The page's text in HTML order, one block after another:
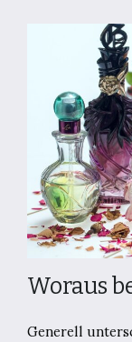
Woraus
Generell